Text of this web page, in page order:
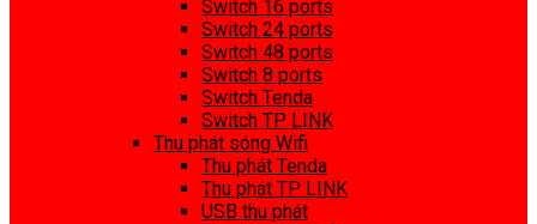
Switch 16 ports
Switch 24 ports
Switch 48 ports
Switch 8 ports
Switch Tenda
Switch TP LINK
Thu phát sóng Wifi
Thu phát Tenda
Thu phát TP LINK
USB thu phát